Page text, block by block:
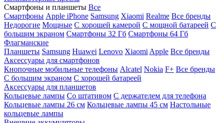
Смартфоны и планшеты Все
Смартфоны Apple iPhone Samsung Xiaomi Realme Все бренды
Недорогие Мощные С хорошей камерой С мощной батареей С
большим экраном Смартфоны 32 Гб Смартфоны 64 Гб
Флагманские
Планшеты Samsung Huawei Lenovo Xiaomi Apple Все бренды
Аксессуары для смартфонов
Кнопочные мобильные телефоны Alcatel Nokia F+ Все бренды
С большим экраном С хорошей батареей
Аксессуары для планшетов
Кольцевые лампы Со штативом C держателем для телефона
Кольцевые лампы 26 см Кольцевые лампы 45 см Настольные
кольцевые лампы